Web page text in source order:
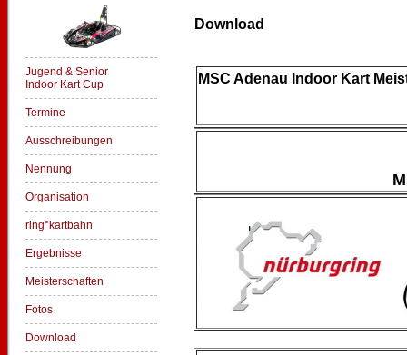
Jugend & Senior
Indoor Kart Cup
Termine
Ausschreibungen
Nennung
Organisation
ring°kartbahn
Ergebnisse
Meisterschaften
Fotos
Download
Download
MSC Adenau Indoor Kart